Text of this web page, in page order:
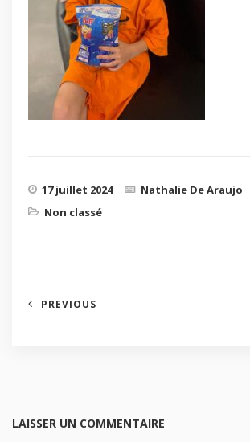
17 juillet 2024
Nathalie De Araujo
Non classé
PREVIOUS
LAISSER UN COMMENTAIRE